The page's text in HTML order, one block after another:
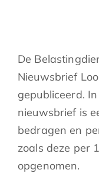
De
Nieuwsbrief
gepubliceerd.
nieuwsbrief is
bedragen en
zoals deze per
opgenomen.